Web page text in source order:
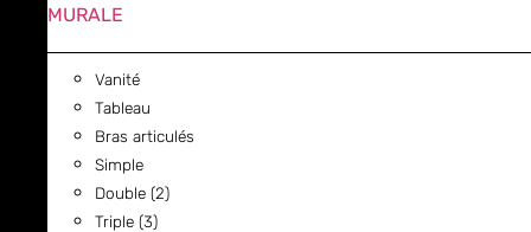
MURALE
Vanité
Tableau
Bras articulés
Simple
Double (2)
Triple (3)